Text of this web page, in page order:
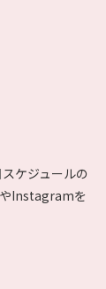
ケジュールの
Instagramを